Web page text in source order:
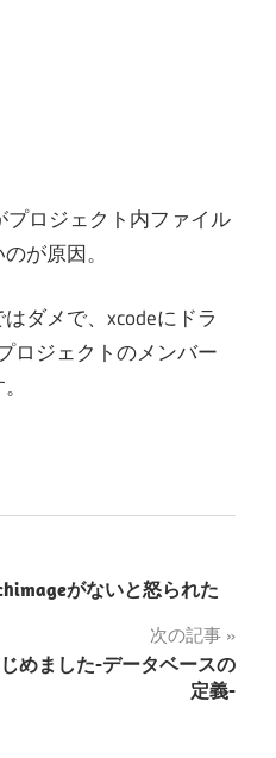
プロジェクト内ファイル
が原因。
ダメで、xcodeにドラ
ロジェクトのメンバー
がないと怒られた
次の記事
じめました-データベースの
定義-